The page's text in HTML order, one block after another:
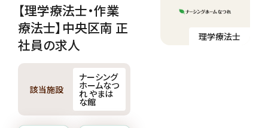
【理学療法士・作業
療法士】中央区南 正
社員の求人
該当施設
ナーシング
ホームなつ
れ やまは
な館
理学療法士